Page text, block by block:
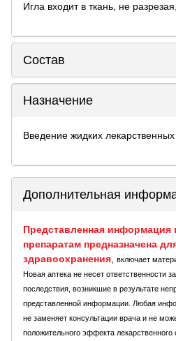
Игла входит в ткань, не
Состав
Назначение
Введение жидких
Дополнительная
Представленная информация
препаратам предназначена
здравоохранения
включает
Новая аптека не несет ответственности
последствия, возникшие в результате
представленной информации. Любая
не заменяет консультации врача и не
положительного эффекта лекарственного